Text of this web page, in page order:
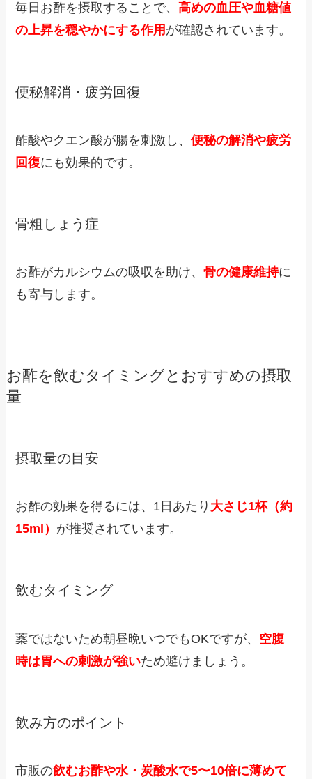
毎日お酢を摂取することで、高めの血圧や血糖値
の上昇を穏やかにする作用 が確認されています。
便秘解消・疲労回復
酢酸やクエン酸が腸を刺激し、便秘の解消や疲労
回復にも効果的です。
骨粗しょう症
お酢がカルシウムの吸収を助け、骨の健康維持に
も寄与します。
お酢を飲むタイミングとおすすめの摂取
量
摂取量の目安
お酢の効果を得るには、1日あたり 大さじ1杯（約
15ml） が推奨されています。
飲むタイミング
薬ではないため朝昼晩いつでもOKですが、 空腹
時は胃への刺激が強いため避けましょう。
飲み方のポイント
市販の飲むお酢や水・炭酸水で5〜10倍に薄めて